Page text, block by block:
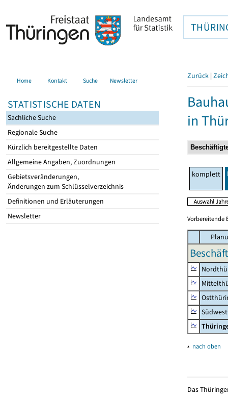
Home Kontakt Suche Newsletter
STATISTISCHE DATEN
Sachliche Suche
Regionale Suche
Kürzlich bereitgestellte Daten
Allgemeine Angaben, Zuordnungen
Gebietsveränderungen,
Änderungen zum Schlüsselverzeichnis
Definitionen und Erläuterungen
Newsletter
Zurück |
in
komplett
Vorbereitende
▴ nach oben
Das